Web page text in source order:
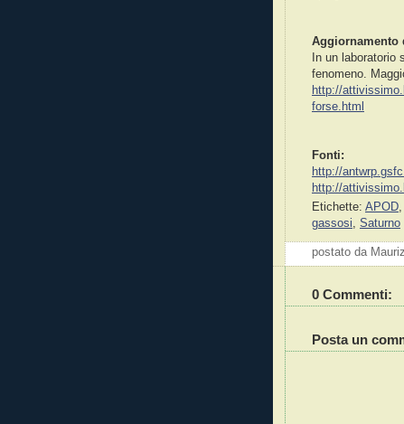
Aggiornamento
In un laboratorio
fenomeno.
http://
forse.html
Fonti:
http://
http://
Etichette: APOD,
gassosi, Saturno
postato da
0 Commenti:
Posta un